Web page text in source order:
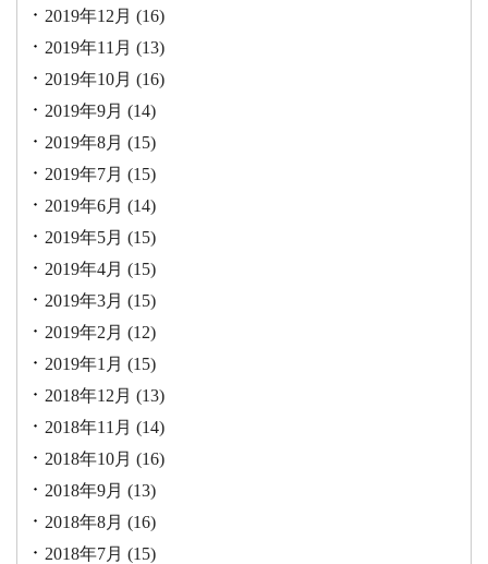
2019年12月 (16)
2019年11月 (13)
2019年10月 (16)
2019年9月 (14)
2019年8月 (15)
2019年7月 (15)
2019年6月 (14)
2019年5月 (15)
2019年4月 (15)
2019年3月 (15)
2019年2月 (12)
2019年1月 (15)
2018年12月 (13)
2018年11月 (14)
2018年10月 (16)
2018年9月 (13)
2018年8月 (16)
2018年7月 (15)